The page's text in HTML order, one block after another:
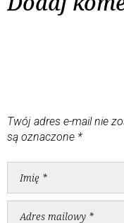
Twój adres e-mail nie
są oznaczone *